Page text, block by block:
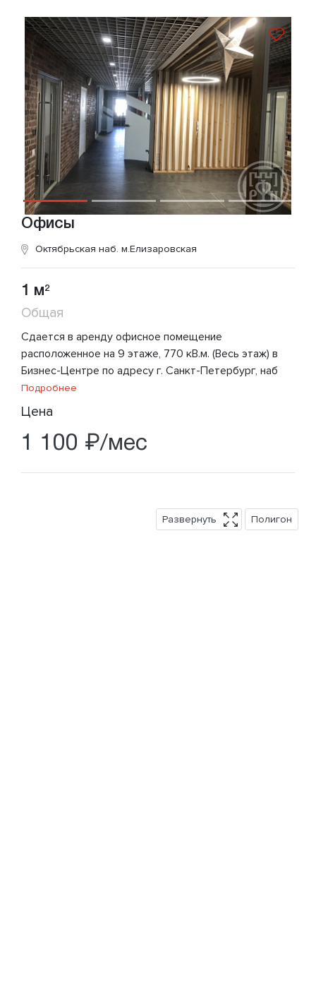
Офисы
Октябрьская наб. м.Елизаровская
1 м2
Общая
Сдается в аренду офисное помещение
расположенное на 9 этаже, 770 кВ.м. (Весь этаж) в
Бизнес-Центре по адресу г. Санкт-Петербург, наб
Подробнее
Цена
1 100 ₽/мес
Развернуть Полигон